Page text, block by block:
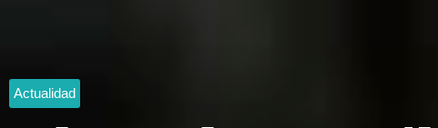
Actualidad